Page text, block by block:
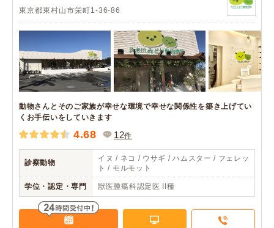
東京都東村山市栄町1-36-86
動物さんとそのご家族が幸せな環境で幸せな関係性を築き上げてい
くお手伝いをしていきます
4.68 12件
診察動物
イヌ / ネコ / ウサギ / ハムスター / フェレッ
ト / モルモット
学位・認定・専門 獣医腫瘍科認定医 II種